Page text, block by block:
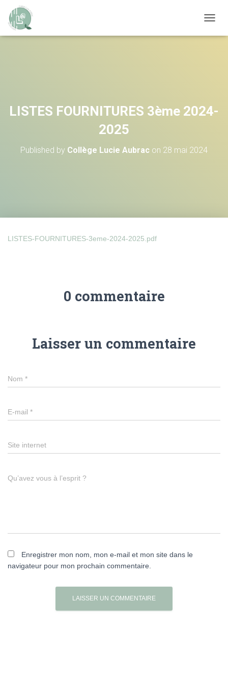
LISTES FOURNITURES 3ème 2024-
2025
Published by Collège Lucie Aubrac on 28 mai 2024
LISTES-FOURNITURES-3eme-2024-2025.pdf
0 commentaire
Laisser un commentaire
Nom *
E-mail *
Site internet
Qu’avez vous à l’esprit ?
Enregistrer mon nom, mon e-mail et mon site dans le
navigateur pour mon prochain commentaire.